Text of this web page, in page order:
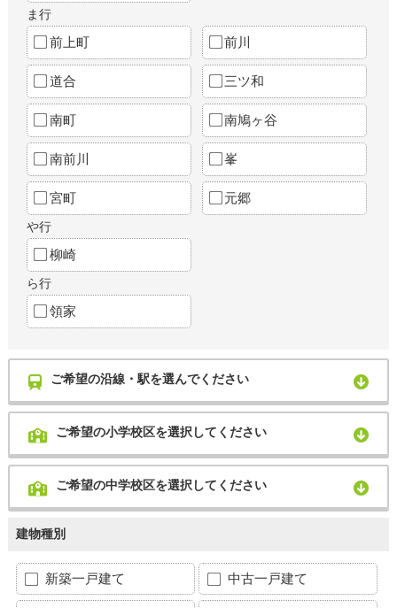
ま行
前上町 前川
道合 三ツ和
南町 南鳩ヶ谷
南前川 峯
宮町 元郷
や行
柳崎
ら行
領家
ご希望の沿線・駅を選んでください
ご希望の小学校区を選択してください
ご希望の中学校区を選択してください
建物種別
新築一戸建て 中古一戸建て